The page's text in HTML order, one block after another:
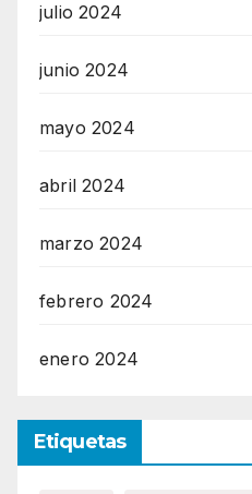
julio 2024
junio 2024
mayo 2024
abril 2024
marzo 2024
febrero 2024
enero 2024
Etiquetas